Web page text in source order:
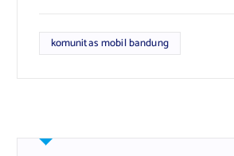
komunitas mobil bandung